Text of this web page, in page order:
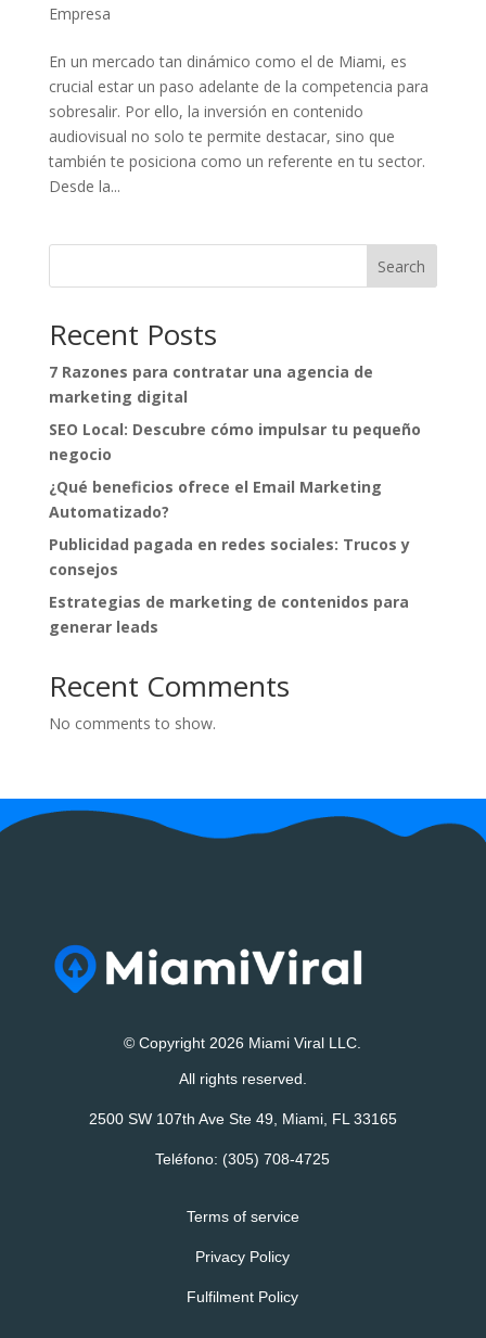
Empresa
En un mercado tan dinámico como el de Miami, es
crucial estar un paso adelante de la competencia para
sobresalir. Por ello, la inversión en contenido
audiovisual no solo te permite destacar, sino que
también te posiciona como un referente en tu sector.
Desde la...
Search
Recent Posts
7 Razones para contratar una agencia de
marketing digital
SEO Local: Descubre cómo impulsar tu pequeño
negocio
¿Qué beneficios ofrece el Email Marketing
Automatizado?
Publicidad pagada en redes sociales: Trucos y
consejos
Estrategias de marketing de contenidos para
generar leads
Recent Comments
No comments to show.
© Copyright 2026 Miami Viral LLC.
All rights reserved.
2500 SW 107th Ave Ste 49, Miami, FL 33165
Teléfono: (305) 708-4725
Terms of service
Privacy Policy
Fulfilment Policy